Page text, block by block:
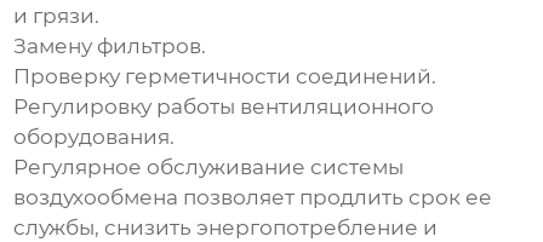
и грязи.
Замену фильтров.
Проверку герметичности соединений.
Регулировку работы вентиляционного
оборудования.
Регулярное обслуживание системы
воздухообмена позволяет продлить срок ее
службы, снизить энергопотребление и